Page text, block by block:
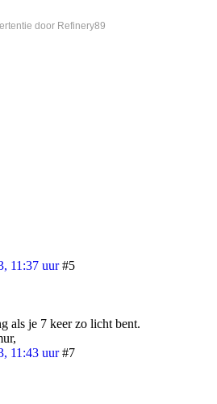
door Refinery89
11:37 uur #5
als je 7 keer zo licht bent.
11:43 uur #7